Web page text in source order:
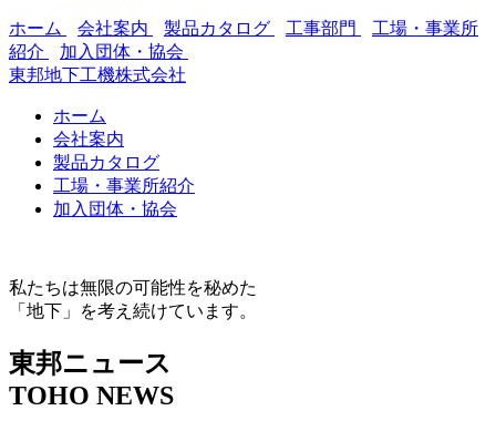
ホーム 会社案内 製品カタログ 工事部門
工場・事業所
紹介
加入団体・協会
東邦地下工機株式会社
ホーム
会社案内
製品カタログ
工場・事業所紹介
加入団体・協会
私たちは無限の可能性を秘めた
「地下」を考え続けています。
東邦ニュース
TOHO NEWS